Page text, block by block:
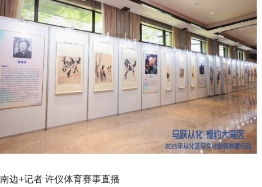
南边+记者 许仪体育赛事直播